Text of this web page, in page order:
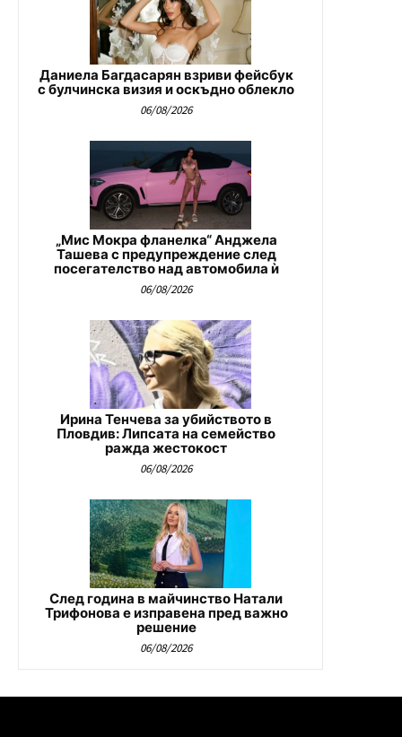
Даниела Багдасарян взриви фейсбук
с булчинска визия и оскъдно облекло
06/08/2026
„Мис Мокра фланелка“ Анджела
Ташева с предупреждение след
посегателство над автомобила ѝ
06/08/2026
Ирина Тенчева за убийството в
Пловдив: Липсата на семейство
ражда жестокост
06/08/2026
След година в майчинство Натали
Трифонова е изправена пред важно
решение
06/08/2026